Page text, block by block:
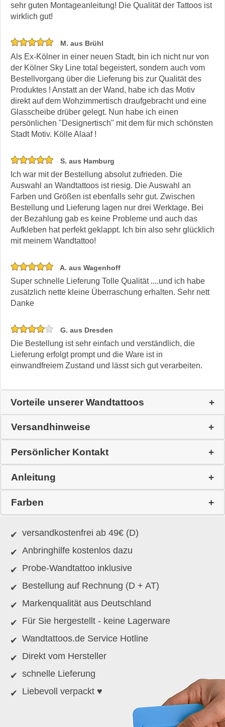
sehr guten Montageanleitung! Die Qualität der Tattoos ist
wirklich gut!
M. aus Brühl
Als Ex-Kölner in einer neuen Stadt, bin ich nicht nur von
der Kölner Sky Line total begeistert, sondern auch vom
Bestellvorgang über die Lieferung bis zur Qualität des
Produktes ! Anstatt an der Wand, habe ich das Motiv
direkt auf dem Wohzimmertisch draufgebracht und eine
Glasscheibe drüber gelegt. Nun habe ich einen
persönlichen "Designertisch" mit dem für mich schönsten
Stadt Motiv. Kölle Alaaf !
S. aus Hamburg
Ich war mit der Bestellung absolut zufrieden. Die
Auswahl an Wandtattoos ist riesig. Die Auswahl an
Farben und Größen ist ebenfalls sehr gut. Zwischen
Bestellung und Lieferung lagen nur drei Werktage. Bei
der Bezahlung gab es keine Probleme und auch das
Aufkleben hat perfekt geklappt. Ich bin also sehr glücklich
mit meinem Wandtattoo!
A. aus Wagenhoff
Super schnelle Lieferung Tolle Qualität ....und ich habe
zusätzlich nette kleine Überraschung erhalten. Sehr nett
Danke
G. aus Dresden
Die Bestellung ist sehr einfach und verständlich, die
Lieferung erfolgt prompt und die Ware ist in
einwandfreiem Zustand und lässt sich gut verarbeiten.
Vorteile unserer Wandtattoos
Versandhinweise
Persönlicher Kontakt
Anleitung
Farben
versandkostenfrei ab 49€ (D)
Anbringhilfe kostenlos dazu
Probe-Wandtattoo inklusive
Bestellung auf Rechnung (D + AT)
Markenqualität aus Deutschland
Für Sie hergestellt - keine Lagerware
Wandtattoos.de Service Hotline
Direkt vom Hersteller
schnelle Lieferung
Liebevoll verpackt ♥